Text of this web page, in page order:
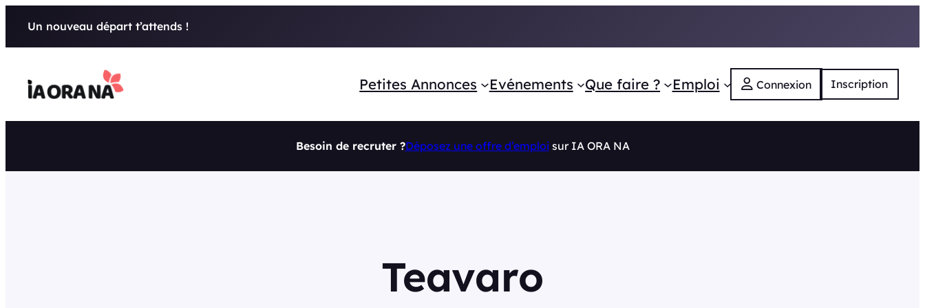
Un nouveau départ t’attends !
Petites Annonces Evénements Que faire ? Emploi Connexion Inscription
Besoin de recruter ?Déposez une offre d’emploisur IA ORA NA
Teavaro